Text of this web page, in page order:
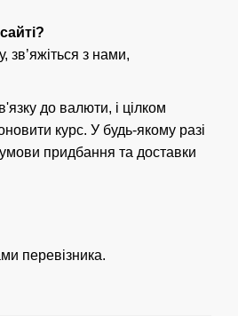
зв’яжіться з нами,
до валюти, і цілком
курс. У будь-якому разі
придбання та доставки
перевізника.